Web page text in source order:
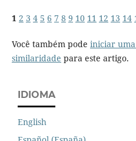
1 2 3 4 5 6 7 8 9 10 11 12 13 14
Você também pode iniciar
similaridade para este artigo.
IDIOMA
English